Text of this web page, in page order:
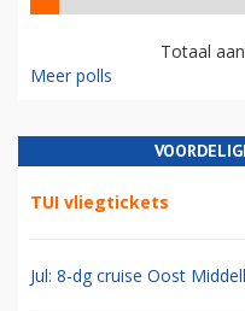
Totaal
Meer polls
TUI vliegtickets
Jul: 8-dg cruise Oost